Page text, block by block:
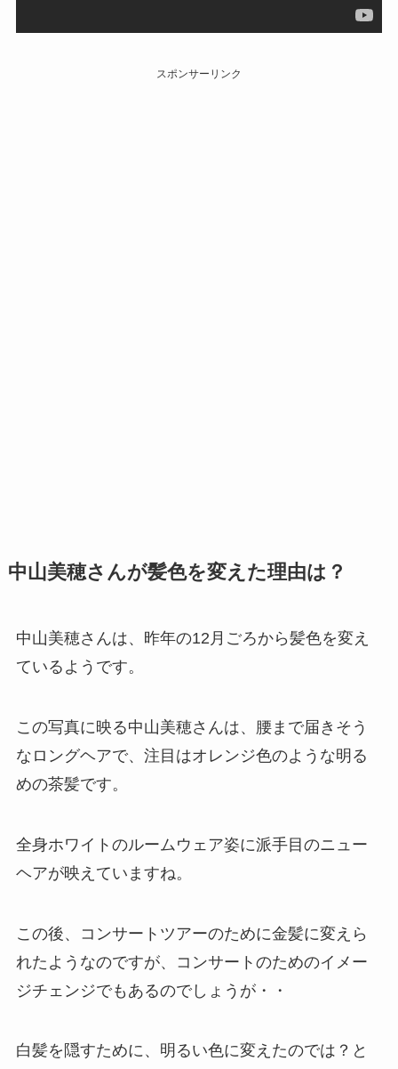
スポンサーリンク
中山美穂さんが髪色を変えた理由は？
中山美穂さんは、昨年の12月ごろから髪色を変え
ているようです。
この写真に映る中山美穂さんは、腰まで届きそう
なロングヘアで、注目はオレンジ色のような明る
めの茶髪です。
全身ホワイトのルームウェア姿に派手目のニュー
ヘアが映えていますね。
この後、コンサートツアーのために金髪に変えら
れたようなのですが、コンサートのためのイメー
ジチェンジでもあるのでしょうが・・
白髪を隠すために、明るい色に変えたのでは？と